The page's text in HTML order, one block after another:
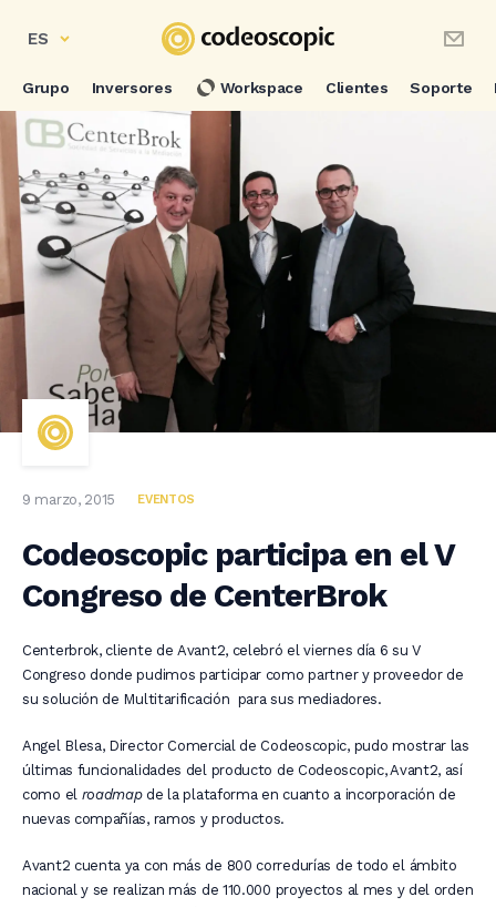
ES
Grupo Inversores Workspace Clientes Soporte
9 marzo, 2015 EVENTOS
Codeoscopic participa en el V
Congreso de CenterBrok
Centerbrok, cliente de Avant2, celebró el viernes día 6 su V
Congreso donde pudimos participar como partner y proveedor de
su solución de Multitarificación para sus mediadores.
Angel Blesa, Director Comercial de Codeoscopic, pudo mostrar las
últimas funcionalidades del producto de Codeoscopic, Avant2, así
como el roadmapde la plataforma en cuanto a incorporación de
nuevas compañías, ramos y productos.
Avant2 cuenta ya con más de 800 corredurías de todo el ámbito
nacional y se realizan más de 110.000 proyectos al mes y del orden